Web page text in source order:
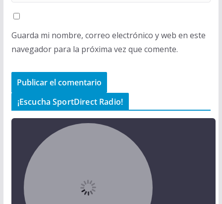
Guarda mi nombre, correo electrónico y web en este
navegador para la próxima vez que comente.
¡Escucha SportDirect Radio!